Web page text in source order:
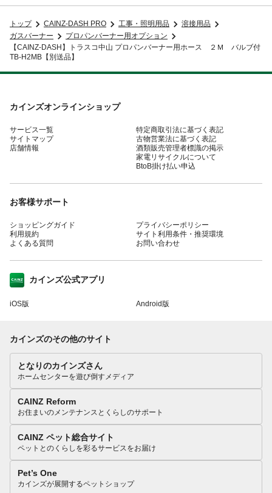
トップ CAINZ-DASH PRO 工事・照明用品
溶接用品
ガスバーナー
プロパンバーナー用オプション
【CAINZ-DASH】トラスコ中山 プロパンバーナー用ホース ２Ｍ バルブ付
TB-H2MB【別送品】
カインズオンラインショップ
サービス一覧
サイトマップ
店舗情報
特定商取引法に基づく表記
古物営業法に基づく表記
酒類販売管理者標識の掲示
家電リサイクルについて
BtoB掛け払い申込
お客様サポート
ショッピングガイド
利用規約
よくある質問
プライバシーポリシー
サイト利用条件・推奨環境
お問い合わせ
カインズ公式アプリ
iOS版 Android版
カインズのその他のサイト
となりのカインズさん
ホームセンターを遊び倒すメディア
CAINZ Reform
お住まいのメンテナンスとくらしのサポート
CAINZ ペット総合サイト
ペットとのくらしを彩るサービスをお届け
Pet’s One
カインズが展開するペットショップ